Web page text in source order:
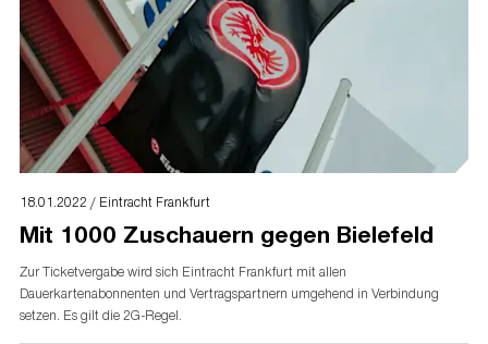
18.01.2022 / Eintracht Frankfurt
Mit 1000 Zuschauern gegen Bielefeld
Zur Ticketvergabe wird sich Eintracht Frankfurt mit allen
Dauerkartenabonnenten und Vertragspartnern umgehend in Verbindung
setzen. Es gilt die 2G-Regel.